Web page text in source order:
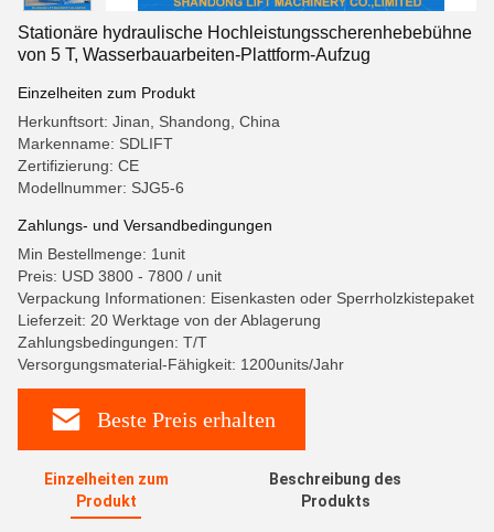
Stationäre hydraulische Hochleistungsscherenhebebühne
von 5 T, Wasserbauarbeiten-Plattform-Aufzug
Einzelheiten zum Produkt
Herkunftsort: Jinan, Shandong, China
Markenname: SDLIFT
Zertifizierung: CE
Modellnummer: SJG5-6
Zahlungs- und Versandbedingungen
Min Bestellmenge: 1unit
Preis: USD 3800 - 7800 / unit
Verpackung Informationen: Eisenkasten oder Sperrholzkistepaket
Lieferzeit: 20 Werktage von der Ablagerung
Zahlungsbedingungen: T/T
Versorgungsmaterial-Fähigkeit: 1200units/Jahr
Beste Preis erhalten
Einzelheiten zum
Produkt
Beschreibung des
Produkts